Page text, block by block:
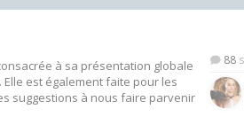
à sa présentation globale
est également faite pour les
suggestions à nous faire parvenir
88